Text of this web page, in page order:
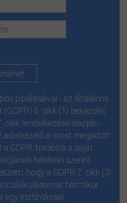
pipálásával - az Általános
6. cikk (1) bekezdés
cikk rendelkezése alapján -
adatkezelő a most megadott
GDPR, továbbá a saját
feltételei szerint
hogy a GDPR 7. cikk (3)
bármikor
egy kattintással.